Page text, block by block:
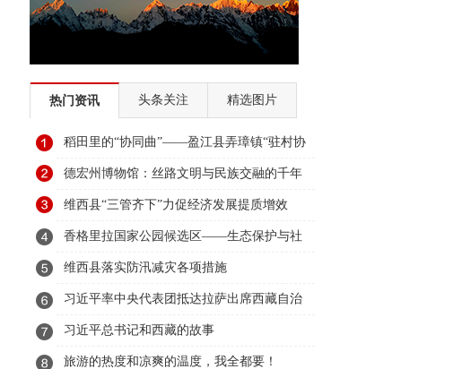
热门资讯 头条关注 精选图片
稻田里的“协同曲”——盈江县弄璋镇“驻村协
同日”机制疏通边疆治理“末梢”
德宏州博物馆：丝路文明与民族交融的千年
对话
维西县“三管齐下”力促经济发展提质增效
香格里拉国家公园候选区——生态保护与社
区发展共生的典范
维西县落实防汛减灾各项措施
习近平率中央代表团抵达拉萨出席西藏自治
区成立60周年庆祝活动
习近平总书记和西藏的故事
旅游的热度和凉爽的温度，我全都要！